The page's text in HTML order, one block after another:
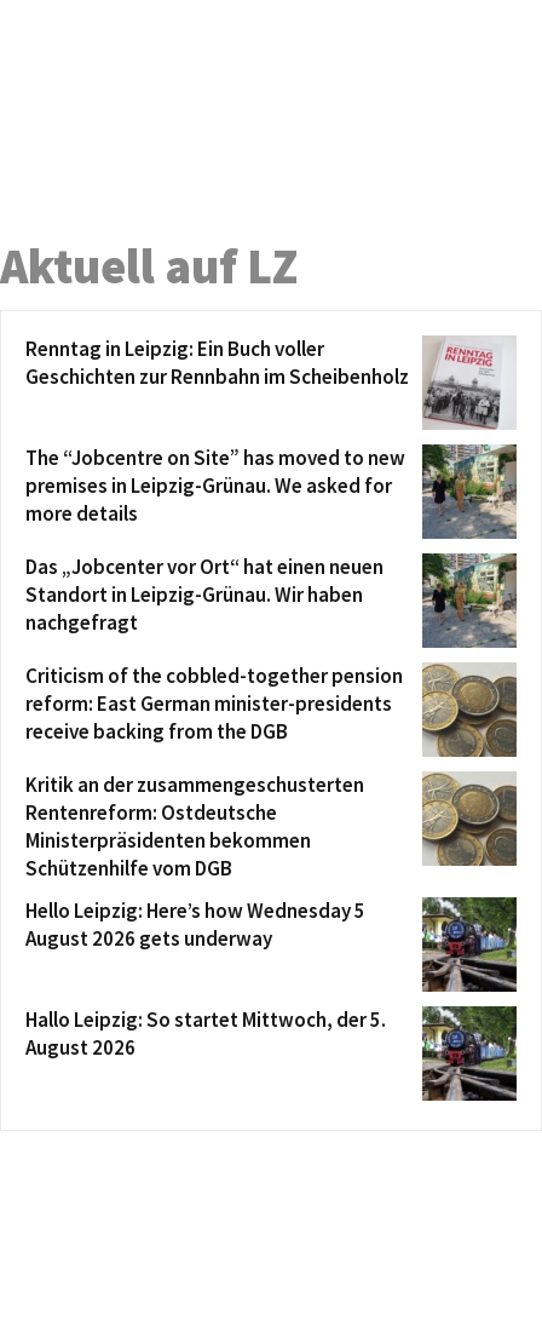
Aktuell auf LZ
Renntag in Leipzig: Ein Buch voller
Geschichten zur Rennbahn im Scheibenholz
The “Jobcentre on Site” has moved to new
premises in Leipzig-Grünau. We asked for
more details
Das „Jobcenter vor Ort“ hat einen neuen
Standort in Leipzig-Grünau. Wir haben
nachgefragt
Criticism of the cobbled-together pension
reform: East German minister-presidents
receive backing from the DGB
Kritik an der zusammengeschusterten
Rentenreform: Ostdeutsche
Ministerpräsidenten bekommen
Schützenhilfe vom DGB
Hello Leipzig: Here’s how Wednesday 5
August 2026 gets underway
Hallo Leipzig: So startet Mittwoch, der 5.
August 2026